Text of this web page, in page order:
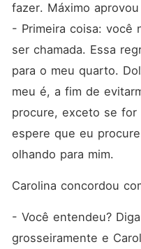
fazer. Máximo
- Primeira coisa: você
ser chamada. Essa
para o meu quarto.
meu é, a fim de
procure, exceto se for
espere que eu
olhando para mim.
- Você entendeu?
grosseiramente e